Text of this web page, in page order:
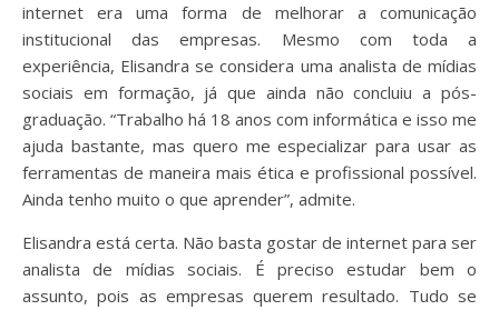
internet era uma forma de melhorar a comunicação
institucional das empresas. Mesmo com toda a
experiência, Elisandra se considera uma analista de mídias
sociais em formação, já que ainda não concluiu a pós-
graduação. “Trabalho há 18 anos com informática e isso me
ajuda bastante, mas quero me especializar para usar as
ferramentas de maneira mais ética e profissional possível.
Ainda tenho muito o que aprender”, admite.
Elisandra está certa. Não basta gostar de internet para ser
analista de mídias sociais. É preciso estudar bem o
assunto, pois as empresas querem resultado. Tudo se